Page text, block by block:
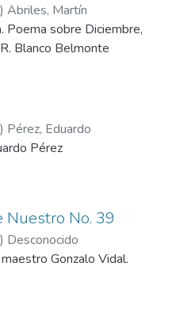
) Abriles, Martín
Poema sobre Diciembre,
Blanco Belmonte
) Pérez, Eduardo
Pérez
Nuestro No. 39
) Desconocido
Gonzalo Vidal.